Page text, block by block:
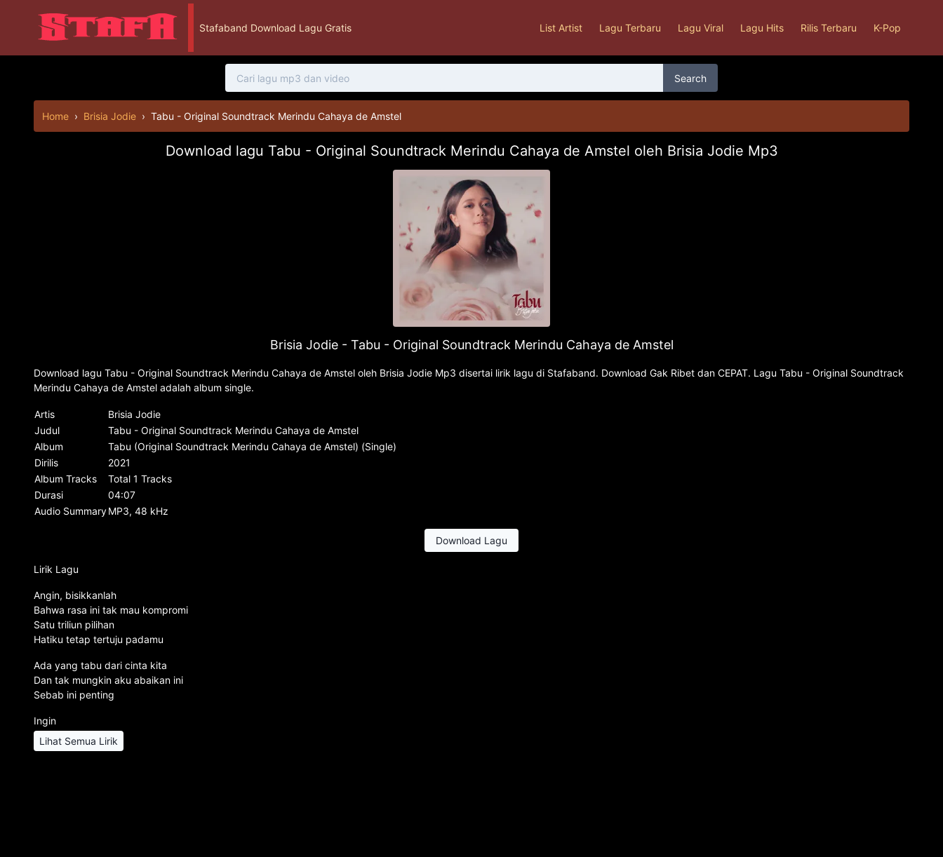
Stafaband Download Lagu Gratis List Artist Lagu Terbaru Lagu Viral Lagu Hits Rilis Terbaru K-Pop
Search
Home › Brisia Jodie › Tabu - Original Soundtrack Merindu Cahaya de Amstel
Download lagu Tabu - Original Soundtrack Merindu Cahaya de Amstel oleh Brisia Jodie Mp3
Brisia Jodie - Tabu - Original Soundtrack Merindu Cahaya de Amstel
Download lagu Tabu - Original Soundtrack Merindu Cahaya de Amstel oleh Brisia Jodie Mp3 disertai lirik lagu di Stafaband. Download Gak Ribet dan CEPAT. Lagu Tabu - Original Soundtrack
Merindu Cahaya de Amstel adalah album single.
Artis
Brisia Jodie
Judul
Tabu - Original Soundtrack Merindu Cahaya de Amstel
Album
Tabu (Original Soundtrack Merindu Cahaya de Amstel) (Single)
Dirilis
2021
Album Tracks
Total 1 Tracks
Durasi
04:07
Audio SummaryMP3, 48 kHz
Download Lagu
Lirik Lagu
Angin, bisikkanlah
Bahwa rasa ini tak mau kompromi
Satu triliun pilihan
Hatiku tetap tertuju padamu
Ada yang tabu dari cinta kita
Dan tak mungkin aku abaikan ini
Sebab ini penting
Ingin
Lihat Semua Lirik